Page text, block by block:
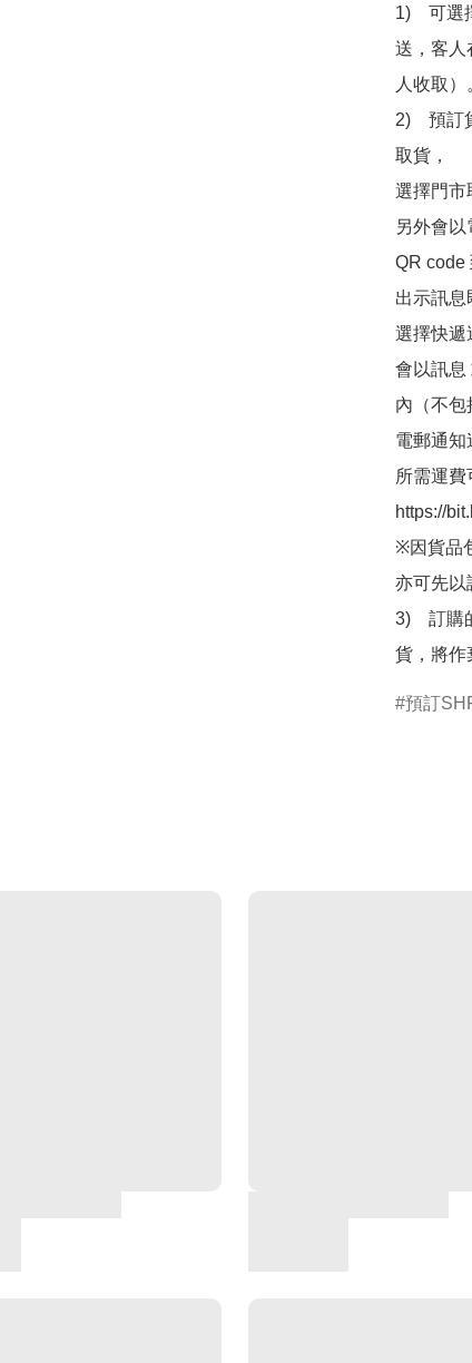
1)　可選
送，客人
人收取）
2)　預訂
取貨，
選擇門市
另外會
QR code
出示訊息
選擇快遞
會以訊息
內（不包
電郵通知
所需運費
https://
※因貨品
亦可先
3)　訂購
貨，將作
預訂